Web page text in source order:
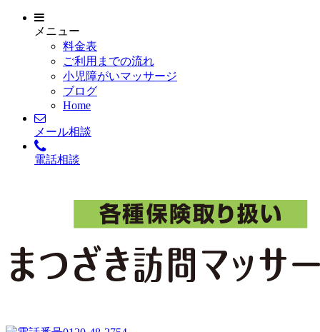
メニュー
料金表
ご利用までの流れ
小児障がいマッサージ
ブログ
Home
メール相談
電話相談